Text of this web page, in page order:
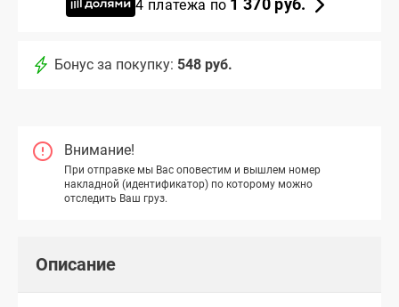
4 платежа по
Бонус за покупку: 548 руб.
Внимание!
При отправке мы Вас оповестим и вышлем номер
накладной (идентификатор) по которому можно
отследить Ваш груз.
Описание